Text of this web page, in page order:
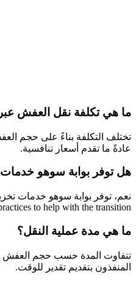
ما هي تكلفة نقل العفش
تختلف التكلفة بناءً على حجم
عادةً ما تقدم أسعار تنافسية.
هل توفر بوابة سوهو خدمات
to help with the transition.
ما هي مدة عملية النقل؟
تتفاوت المدة حسب حجم العفش
المنفذون بتقديم تقدير للوقت.